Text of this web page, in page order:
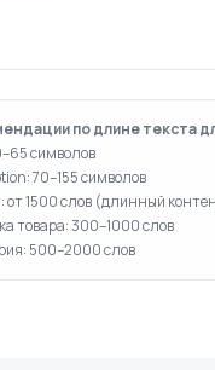
по длине текста
символов
70–155 символов
от 1500 слов (длинный
товара: 300–1000 слов
500–2000 слов